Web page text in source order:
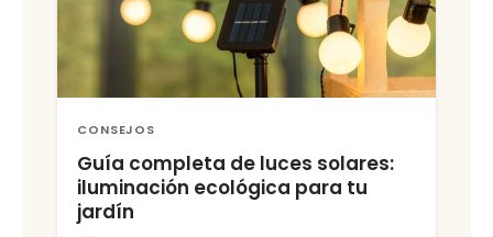
CONSEJOS
Guía completa de luces solares:
iluminación ecológica para tu
jardín